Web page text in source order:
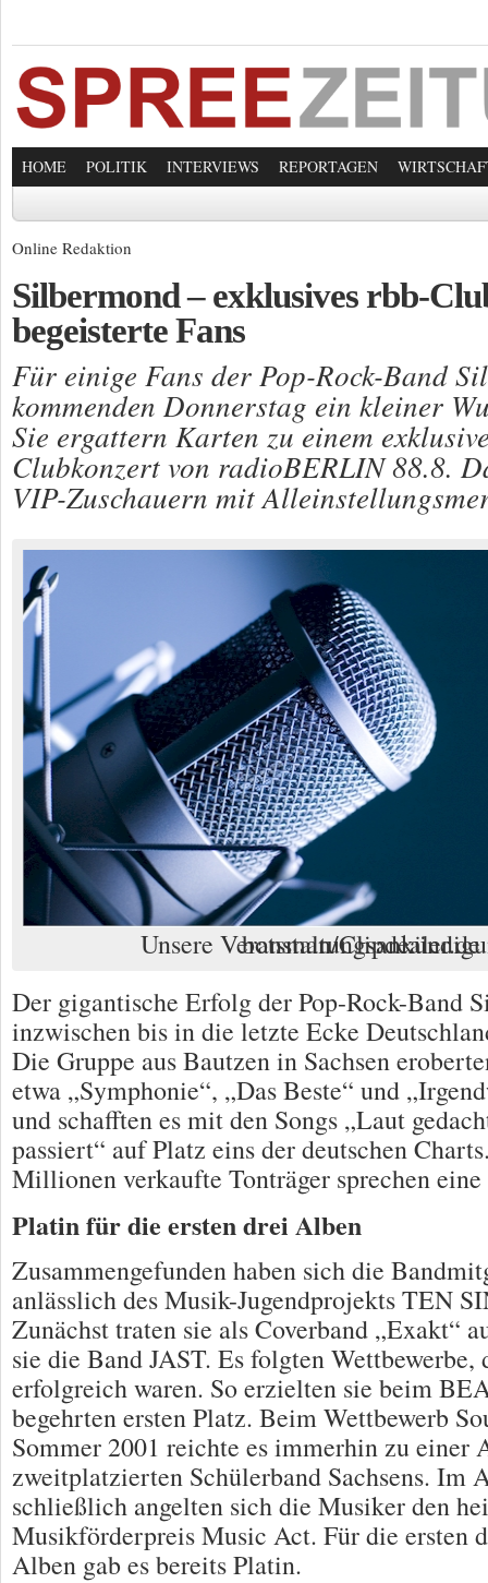
HOME POLITIK INTERVIEWS REPORTAGEN
Online Redaktion
Silbermond – exklusives rbb-
begeisterte Fans
Für einige Fans der Pop-Rock-Band
kommenden Donnerstag ein kleiner
Sie ergattern Karten zu einem
Clubkonzert von radioBERLIN 88.8.
VIP-Zuschauern mit
Unsere Veranstaltungsankündigung. Foto: botsman/Clipdealer.de
Der gigantische Erfolg der Pop-Rock-Band
inzwischen bis in die letzte Ecke
Die Gruppe aus Bautzen in Sachsen
etwa „Symphonie“, „Das Beste“ und
und schafften es mit den Songs „Laut
passiert“ auf Platz eins der deutschen
Millionen verkaufte Tonträger sprechen eine
Platin für die ersten drei Alben
Zusammengefunden haben sich die
anlässlich des Musik-Jugendprojekts TEN
Zunächst traten sie als Coverband „Exakt“
sie die Band JAST. Es folgten Wettbewerbe,
erfolgreich waren. So erzielten sie beim
begehrten ersten Platz. Beim Wettbewerb
Sommer 2001 reichte es immerhin zu einer
zweitplatzierten Schülerband Sachsens. Im
schließlich angelten sich die Musiker den
Musikförderpreis Music Act. Für die ersten
Alben gab es bereits Platin.